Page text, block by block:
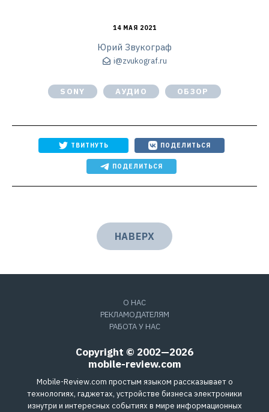
14 МАЯ 2021
Юрий Звукограф
i@zvukograf.ru
SONY АУДИО ОБЗОР
ТВИТНУТЬ ПОДЕЛИТЬСЯ
ПОДЕЛИТЬСЯ
НАВЕРХ
О НАС
РЕКЛАМОДАТЕЛЯМ
РАБОТА У НАС
Copyright © 2002—2026
mobile-review.com
Mobile-Review.com простым языком рассказывает о
технологиях, гаджетах, устройстве бизнеса электроники
изнутри и интересных событиях в мире информационных